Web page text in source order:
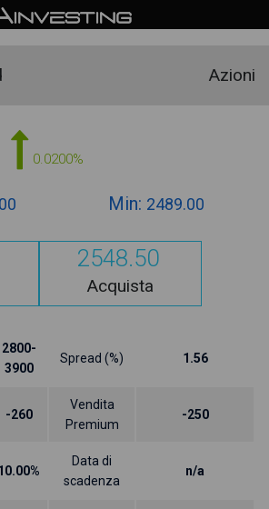
Azioni
0.0200%
Min: 2489.00
2548.50
Acquista
2800-
3900
Spread (%) 1.56
-260
Vendita
Premium
-250
Data di
scadenza
n/a